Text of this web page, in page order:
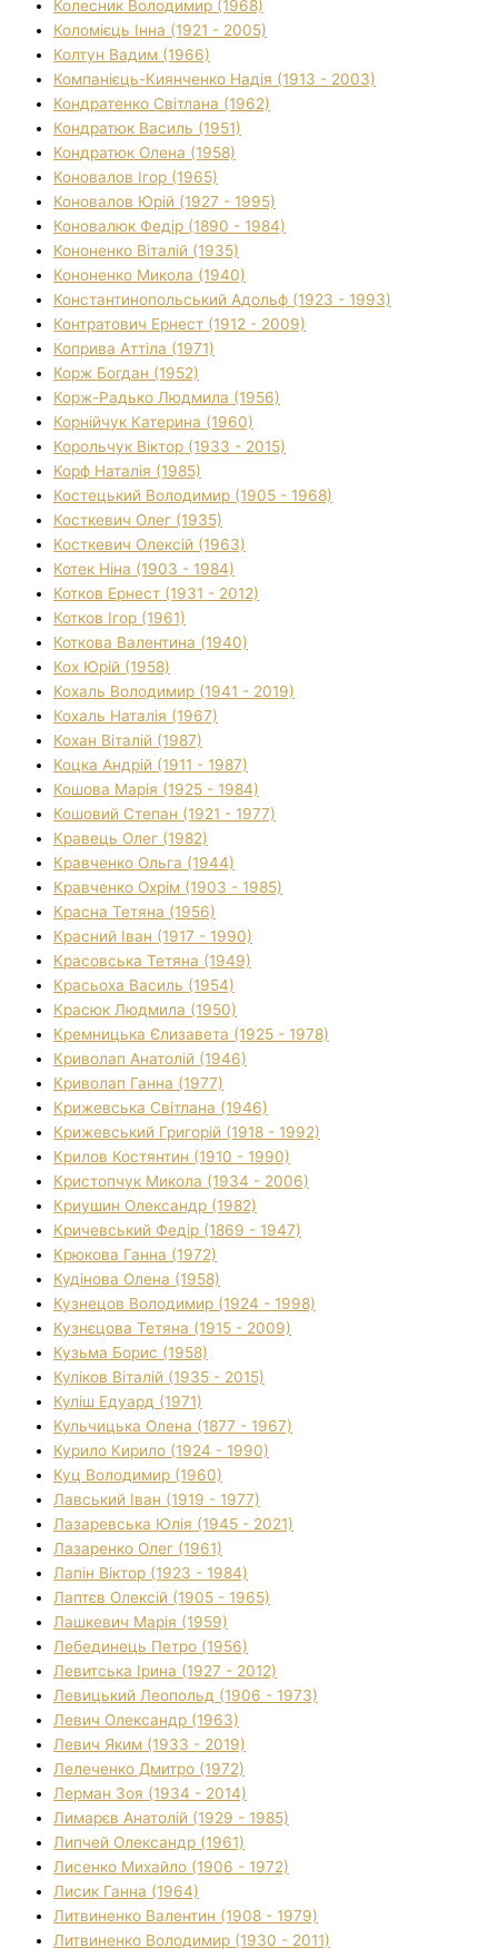
Колесник Володимир (1968)
Коломієць Інна (1921 - 2005)
Колтун Вадим (1966)
Компанієць-Киянченко Надія (1913 - 2003)
Кондратенко Світлана (1962)
Кондратюк Василь (1951)
Кондратюк Олена (1958)
Коновалов Ігор (1965)
Коновалов Юрій (1927 - 1995)
Коновалюк Федір (1890 - 1984)
Кононенко Віталій (1935)
Кононенко Микола (1940)
Константинопольський Адольф (1923 - 1993)
Контратович Ернест (1912 - 2009)
Коприва Аттіла (1971)
Корж Богдан (1952)
Корж-Радько Людмила (1956)
Корнійчук Катерина (1960)
Корольчук Віктор (1933 - 2015)
Корф Наталія (1985)
Костецький Володимир (1905 - 1968)
Косткевич Олег (1935)
Косткевич Олексій (1963)
Котек Ніна (1903 - 1984)
Котков Ернест (1931 - 2012)
Котков Ігор (1961)
Коткова Валентина (1940)
Кох Юрій (1958)
Кохаль Володимир (1941 - 2019)
Кохаль Наталія (1967)
Кохан Віталій (1987)
Коцка Андрій (1911 - 1987)
Кошова Марія (1925 - 1984)
Кошовий Степан (1921 - 1977)
Кравець Олег (1982)
Кравченко Ольга (1944)
Кравченко Охрім (1903 - 1985)
Красна Тетяна (1956)
Красний Іван (1917 - 1990)
Красовська Тетяна (1949)
Красьоха Василь (1954)
Красюк Людмила (1950)
Кремницька Єлизавета (1925 - 1978)
Криволап Анатолій (1946)
Криволап Ганна (1977)
Крижевська Світлана (1946)
Крижевський Григорій (1918 - 1992)
Крилов Костянтин (1910 - 1990)
Кристопчук Микола (1934 - 2006)
Криушин Олександр (1982)
Кричевський Федір (1869 - 1947)
Крюкова Ганна (1972)
Кудінова Олена (1958)
Кузнецов Володимир (1924 - 1998)
Кузнєцова Тетяна (1915 - 2009)
Кузьма Борис (1958)
Куліков Віталій (1935 - 2015)
Куліш Едуард (1971)
Кульчицька Олена (1877 - 1967)
Курило Кирило (1924 - 1990)
Куц Володимир (1960)
Лавський Іван (1919 - 1977)
Лазаревська Юлія (1945 - 2021)
Лазаренко Олег (1961)
Лапін Віктор (1923 - 1984)
Лаптєв Олексій (1905 - 1965)
Лашкевич Марія (1959)
Лебединець Петро (1956)
Левитська Ірина (1927 - 2012)
Левицький Леопольд (1906 - 1973)
Левич Олександр (1963)
Левич Яким (1933 - 2019)
Лелеченко Дмитро (1972)
Лерман Зоя (1934 - 2014)
Лимарєв Анатолій (1929 - 1985)
Липчей Олександр (1961)
Лисенко Михайло (1906 - 1972)
Лисик Ганна (1964)
Литвиненко Валентин (1908 - 1979)
Литвиненко Володимир (1930 - 2011)